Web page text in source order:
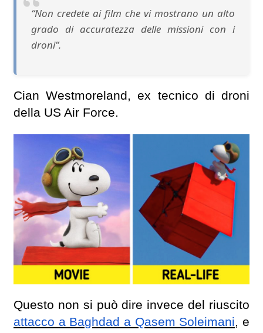
“Non credete ai film che vi mostrano un alto
grado di accuratezza delle missioni con i
droni”.
Cian Westmoreland, ex tecnico di droni
della US Air Force.
Questo non si può dire invece del riuscito
attacco a Baghdad a Qasem Soleimani, e